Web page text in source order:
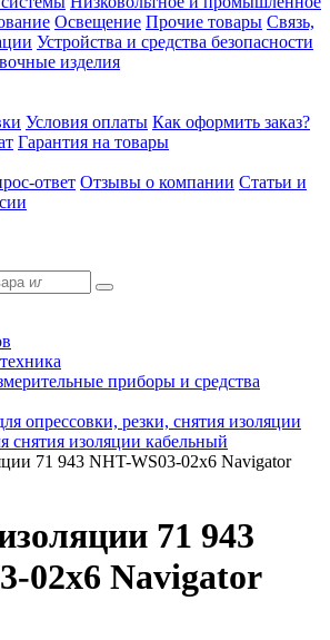
Освещение Прочие товары Связь,
Устройства и средства безопасности
изделия
Условия оплаты Как оформить заказ?
Гарантия на товары
ответ Отзывы о компании Статьи и
приборы и средства
опрессовки, резки, снятия изоляции
снятия изоляции кабельный
71 943 NHT-WS03-02х6 Navigator
71 943
02х6 Navigator